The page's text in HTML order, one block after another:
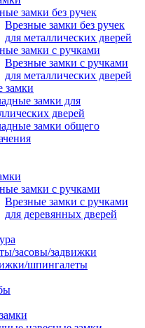
замки без ручек
Врезные замки без ручек
для металлических дверей
замки с ручками
Врезные замки с ручками
для металлических дверей
замки
замки для
дверей
замки общего
замки с ручками
Врезные замки с ручками
для деревянных дверей
засовы/задвижки
шпингалеты